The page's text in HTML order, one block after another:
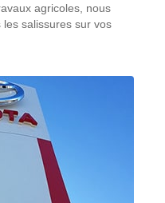
agricoles, nous
salissures sur vos